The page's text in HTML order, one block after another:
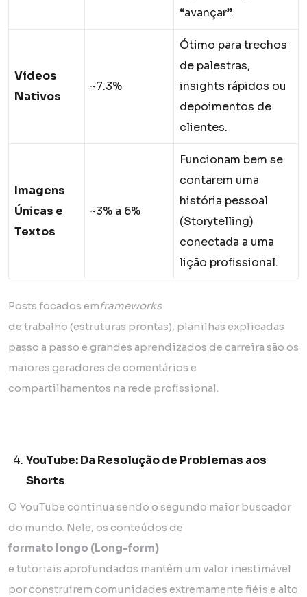
“avançar”.
Vídeos
Nativos
~7.3%
Ótimo para trechos
de palestras,
insights rápidos ou
depoimentos de
clientes.
Imagens
Únicas e
Textos
~3% a 6%
Funcionam bem se
contarem uma
história pessoal
(Storytelling)
conectada a uma
lição profissional.
Posts focados emframeworks
de trabalho (estruturas prontas), planilhas explicadas
passo a passo e grandes aprendizados de carreira são os
maiores geradores de comentários e
compartilhamentos na rede profissional.
YouTube: Da Resolução de Problemas aos
Shorts
O YouTube continua sendo o segundo maior buscador
do mundo. Nele, os conteúdos de
formato longo (Long-form)
e tutoriais aprofundados mantêm um valor inestimável
por construírem comunidades extremamente fiéis e alto